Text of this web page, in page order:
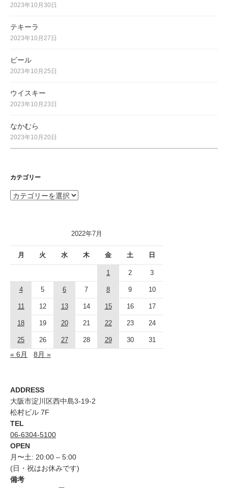
ョ
ン
2023年10月30日
テキーラ
2023年10月27日
ビール
2023年10月25日
ウイスキー
2023年10月23日
なかむら
2023年10月20日
カテゴリー
カ
2022年7月
月 火 水 木 金 土 日
1 2 3
4 5 6 7 8 9 10
11 12 13 14 15 16 17
18 19 20 21 22 23 24
25 26 27 28 29 30 31
« 6月 8月 »
ADDRESS
大阪市淀川区西中島3-19-2
松村ビル 7F
TEL
06-6304-5100
OPEN
月〜土: 20:00 – 5:00
(日・祝はお休みです)
備考